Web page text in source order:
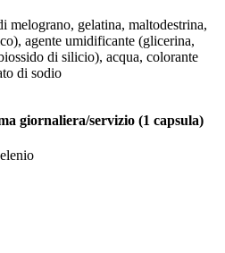
melograno, gelatina, maltodestrina,
agente umidificante (glicerina,
di silicio), acqua, colorante
di sodio
giornaliera/servizio (1 capsula)